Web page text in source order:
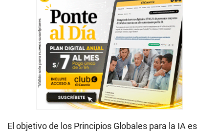
El objetivo de los Principios Globales para la IA es